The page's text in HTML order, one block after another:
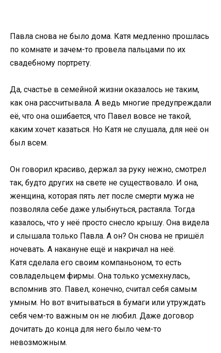
Павла снова не было дома. Катя медленно прошлась
по комнате и зачем-то провела пальцами по их
свадебному портрету.
Да, счастье в семейной жизни оказалось не таким,
как она рассчитывала. А ведь многие предупреждали
её, что она ошибается, что Павел вовсе не такой,
каким хочет казаться. Но Катя не слушала, для неё он
был всем.
Он говорил красиво, держал за руку нежно, смотрел
так, будто других на свете не существовало. И она,
женщина, которая пять лет после смерти мужа не
позволяла себе даже улыбнуться, растаяла. Тогда
казалось, что у неё просто снесло крышу. Она видела
и слышала только Павла. А он? Он снова не пришёл
ночевать. А накануне ещё и накричал на неё.
Катя сделала его своим компаньоном, то есть
совладельцем фирмы. Она только усмехнулась,
вспомнив это. Павел, конечно, считал себя самым
умным. Но вот вчитываться в бумаги или утруждать
себя чем-то важным он не любил. Даже договор
дочитать до конца для него было чем-то
невозможным.